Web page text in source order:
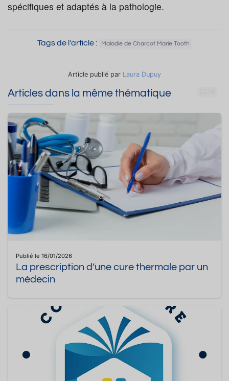
spécifiques et adaptés à la pathologie.
Tags de l'article : Maladie de Charcot Marie Tooth
Article publié par Laura Dupuy
Articles dans la même thématique
Publié le 16/01/2026
La prescription d’une cure thermale par un
médecin